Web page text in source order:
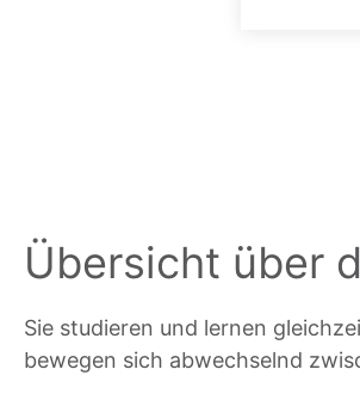
Übersicht über
Sie studieren und lernen
bewegen sich abwechselnd